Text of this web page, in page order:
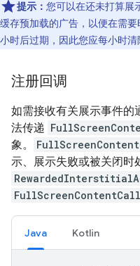
提示： 您可以在还未打算展
缓存预加载的广告，以便在需
小时后过期，因此您应每小时清
注册回调
如需接收有关展示事件的
法传递
象。
示、展示失败或被关闭时
Java Kotlin